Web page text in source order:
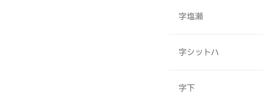
字塩瀬
字シットハ
字下